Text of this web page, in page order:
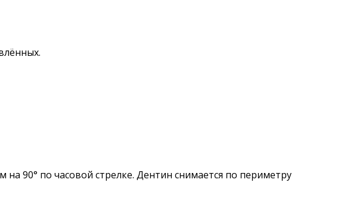
90° по часовой стрелке. Дентин снимается по периметру